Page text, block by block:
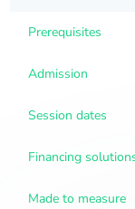
Prerequisites
Admission
Session dates
Financing
Made to measure